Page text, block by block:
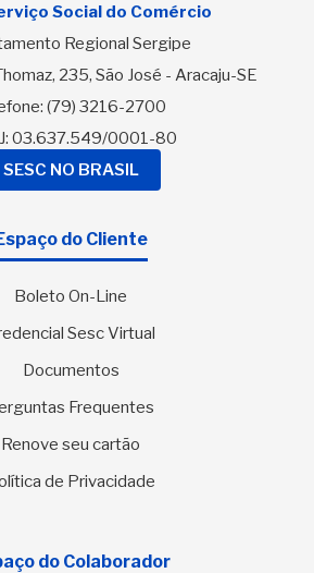
Social do Comércio
Regional Sergipe
235, São José - Aracaju-SE
(79) 3216-2700
03.637.549/0001-80
SESC NO BRASIL
do Cliente
Boleto On-Line
Sesc Virtual
Documentos
Frequentes
Renove seu cartão
de Privacidade
do Colaborador